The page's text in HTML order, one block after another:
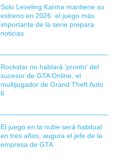
Solo Leveling Karma mantiene su
estreno en 2026: el juego más
importante de la serie prepara
noticias
Rockstar no hablará 'pronto' del
sucesor de GTA Online, el
multijugador de Grand Theft Auto
6
El juego en la nube será habitual
en tres años, augura el jefe de la
empresa de GTA